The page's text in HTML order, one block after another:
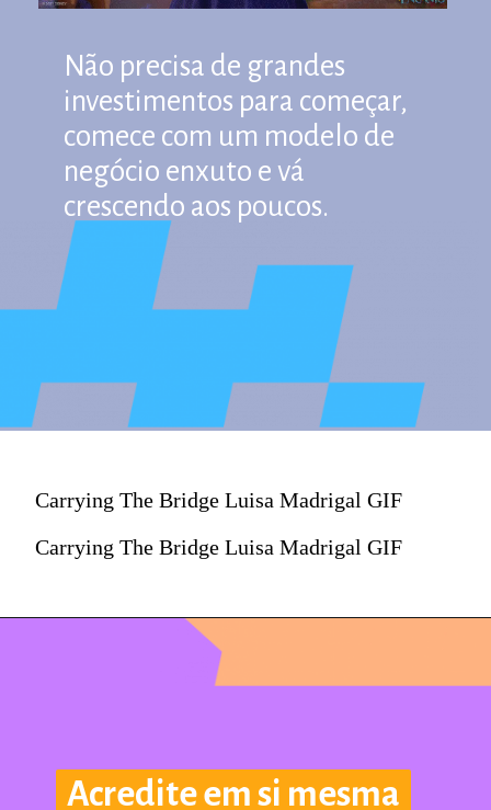
Não precisa de grandes
investimentos para começar,
comece com um modelo de
negócio enxuto e vá
crescendo aos poucos.
Carrying The Bridge Luisa Madrigal GIF
Carrying The Bridge Luisa Madrigal GIF
Acredite em si mesma
Acredite em si mesma